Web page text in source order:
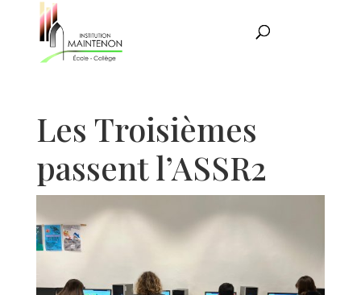
Les Troisièmes
passent l’ASSR2